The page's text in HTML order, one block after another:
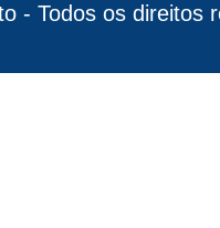
- Todos os direitos